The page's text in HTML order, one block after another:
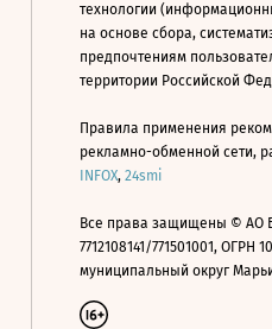
технологии
на основе сбора,
предпочтениям
территории Российской
Правила применения
рекламно-обменной сети,
INFOX, 24smi
Все права защищены © АО
7712108141/771501001, ОГРН
муниципальный округ